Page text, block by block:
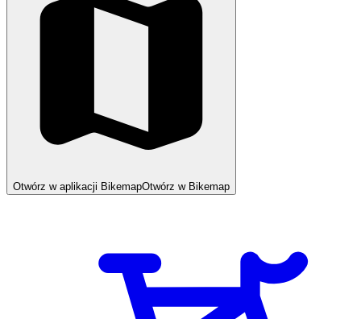
Otwórz w aplikacji BikemapOtwórz w Bikemap